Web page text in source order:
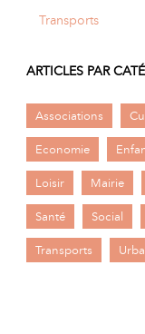
Transports
ARTICLES PAR
Associations
Economie
Loisir Mairie
Santé Social
Transports